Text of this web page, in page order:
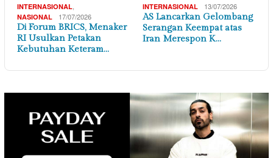
INTERNASIONAL
NASIONAL 17/07/2026
Di Forum BRICS, Menaker
RI Usulkan Petakan
Kebutuhan Keteram…
INTERNASIONAL 13/07/2026
AS Lancarkan Gelombang
Serangan Keempat atas
Iran Merespon K…